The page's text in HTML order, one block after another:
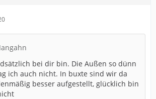
bei dir bin. Die Außen so dünn
ich auch nicht. In buxte sind wir da
besser aufgestellt, glücklich bin